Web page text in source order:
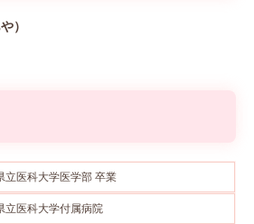
）
立医科大学医学部 卒業
立医科大学付属病院